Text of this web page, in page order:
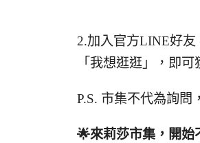
2.加入官方LINE好友
「我想逛逛」，即
P.S. 市集不代為詢問
🌟來莉莎市集，開始